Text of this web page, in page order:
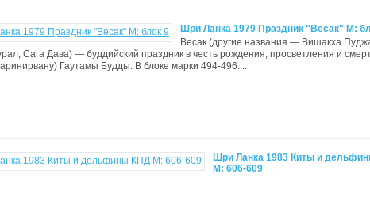
Шри Ланка 1979 Праздник "Весак" М:
Весак (другие названия — Вишакха
Сага Дава) — буддийский праздник в честь рождения, просветления и
Гаутамы Будды. В блоке марки 494-496. ..
Шри Ланка 1983 Киты и
М: 606-609